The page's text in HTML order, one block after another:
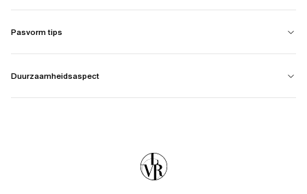
Pasvorm tips
Duurzaamheidsaspect